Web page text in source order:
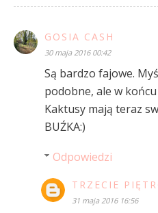
GOSIA CASH
30 maja 2016 00:42
Są bardzo fajowe.
podobne, ale w końcu
Kaktusy mają teraz
BUŹKA:)
Odpowiedzi
TRZECIE
31 maja 2016 16:56